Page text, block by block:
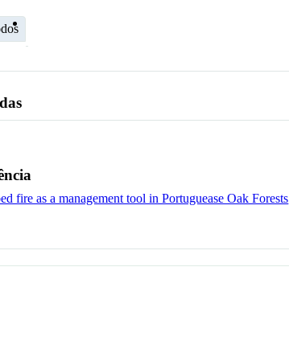
fire as a management tool in Portuguease Oak Forests